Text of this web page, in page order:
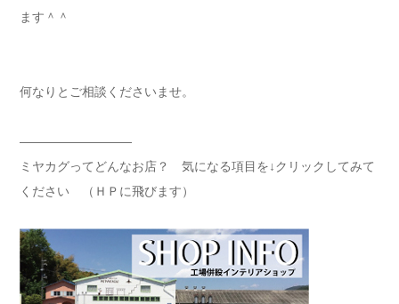
ます＾＾
何なりとご相談くださいませ。
—————————
ミヤカグってどんなお店？ 気になる項目を↓クリックしてみて
ください （ＨＰに飛びます）